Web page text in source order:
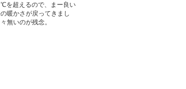
を超えるので、まー良い
暖かさが戻ってきまし
無いのが残念。